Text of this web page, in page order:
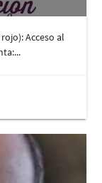
Acceso al